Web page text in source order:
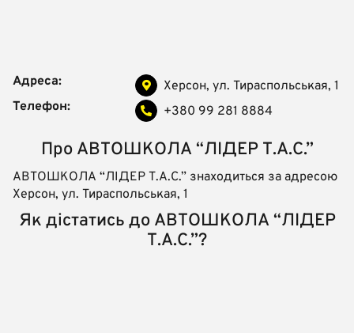
Адреса:
Херсон, ул. Тираспольськая, 1
Телефон:
+380 99 281 8884
Про АВТОШКОЛА “ЛІДЕР Т.А.С.”
АВТОШКОЛА “ЛІДЕР Т.А.С.” знаходиться за адресою
Херсон, ул. Тираспольськая, 1
Як дістатись до АВТОШКОЛА “ЛІДЕР
Т.А.С.”?